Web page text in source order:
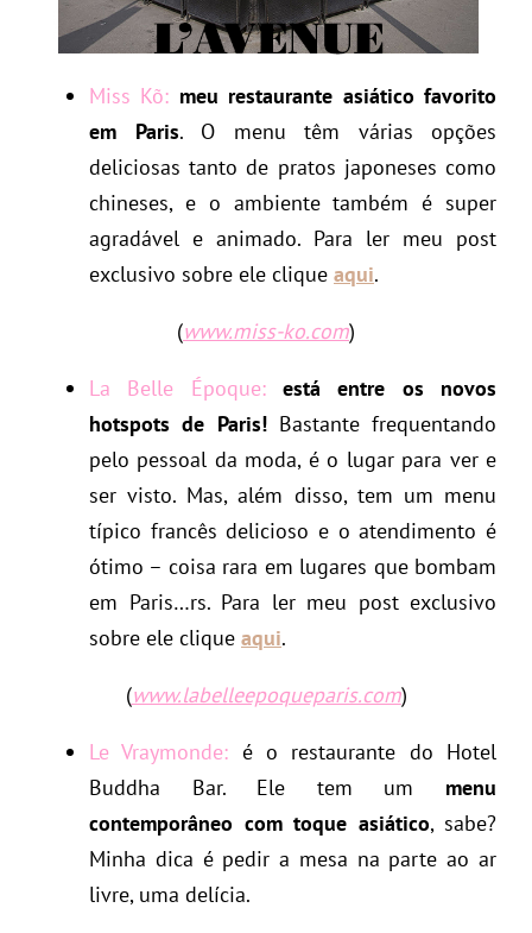
Miss Kõ: meu restaurante asiático favorito
em Paris. O menu têm várias opções
deliciosas tanto de pratos japoneses como
chineses, e o ambiente também é super
agradável e animado. Para ler meu post
exclusivo sobre ele clique aqui.
(www.miss-ko.com)
La Belle Époque: está entre os novos
hotspots de Paris!Bastante frequentando
pelo pessoal da moda, é o lugar para ver e
ser visto. Mas, além disso, tem um menu
típico francês delicioso e o atendimento é
ótimo – coisa rara em lugares que bombam
em Paris…rs. Para ler meu post exclusivo
sobre ele clique aqui.
(www.labelleepoqueparis.com)
Le Vraymonde: é o restaurante do Hotel
Buddha Bar. Ele tem um menu
contemporâneo com toque asiático, sabe?
Minha dica é pedir a mesa na parte ao ar
livre, uma delícia.